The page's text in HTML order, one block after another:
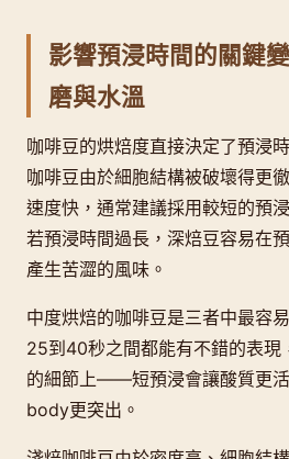
影響預浸時間的關鍵
磨與水溫
咖啡豆的烘焙度直接決定了預浸
咖啡豆由於細胞結構被破壞得更
速度快，通常建議採用較短的預
若預浸時間過長，深焙豆容易在
產生苦澀的風味。
中度烘焙的咖啡豆是三者中最容
25到40秒之間都能有不錯的表現
的細節上——短預浸會讓酸質更
body更突出。